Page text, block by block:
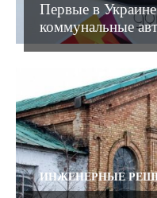
Первые в
коммунальные
ИНЖЕНЕРНЫЕ